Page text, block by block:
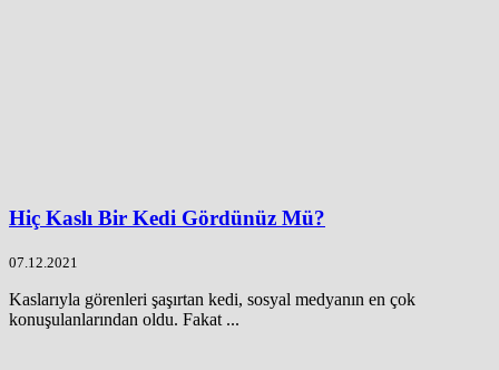
Hiç Kaslı Bir Kedi Gördünüz Mü?
07.12.2021
Kaslarıyla görenleri şaşırtan kedi, sosyal medyanın en çok
konuşulanlarından oldu. Fakat ...